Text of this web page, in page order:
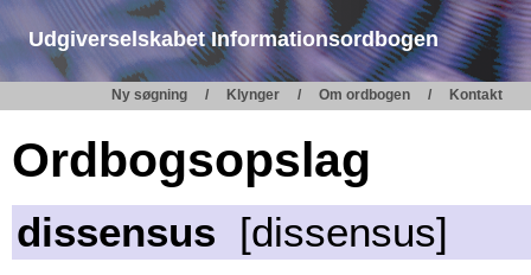
Udgiverselskabet Informationsordbogen
Ny søgning Klynger Om ordbogen Kontakt
Ordbogsopslag
dissensus [dissensus]